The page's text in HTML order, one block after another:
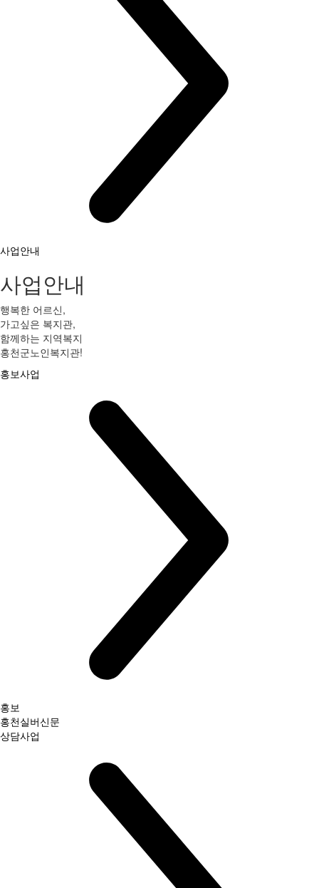
사업안내
사업안내
행복한 어르신,
가고싶은 복지관,
함께하는 지역복지
홍천군노인복지관!
홍보사업
홍보
홍천실버신문
상담사업